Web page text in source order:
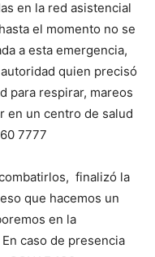
en la red asistencial
el momento no se
a esta emergencia,
quien precisó
para respirar, mareos
en un centro de salud
7777
finalizó la
que hacemos un
en la
caso de presencia